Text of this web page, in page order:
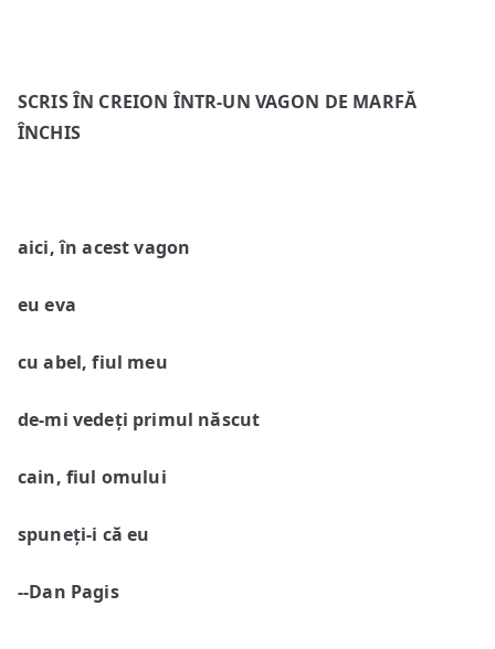
SCRIS ÎN CREION ÎNTR-UN VAGON DE MARFĂ
ÎNCHIS
aici, în acest vagon
eu eva
cu abel, fiul meu
de-mi vedeți primul născut
cain, fiul omului
spuneți-i că eu
‑‑Dan Pagis